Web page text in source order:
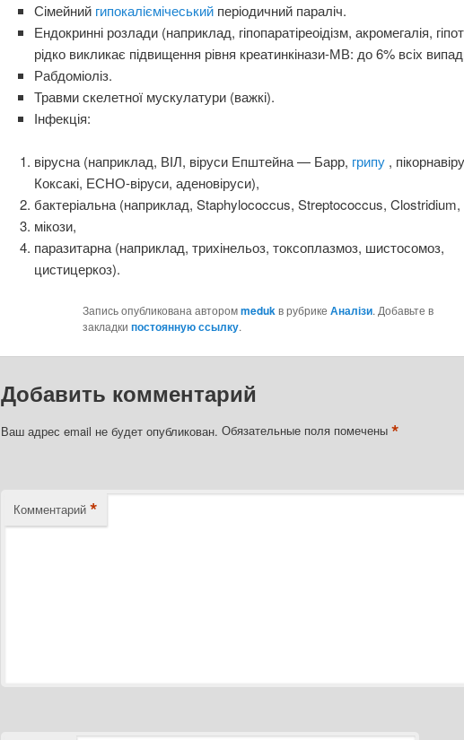
Сімейний гипокаліємічеський періодичний параліч.
Ендокринні розлади (наприклад, гіпопаратіреоідізм, акромегалія,
рідко викликає підвищення рівня креатинкінази-МВ: до 6% всіх
Рабдоміоліз.
Травми скелетної мускулатури (важкі).
Інфекція:
вірусна (наприклад, ВІЛ, віруси Епштейна — Барр, грипу ,
Коксакі, ЕСНО-віруси, аденовіруси),
бактеріальна (наприклад, Staphylococcus, Streptococcus, Clostridium,
мікози,
паразитарна (наприклад, трихінельоз, токсоплазмоз, шистосомоз,
цистицеркоз).
Запись опубликована авторомmedukв рубрике Аналізи. Добавьте в
закладки постоянную ссылку.
Добавить комментарий
Ваш адрес email не будет опубликован. Обязательные поля помечены *
Комментарий *